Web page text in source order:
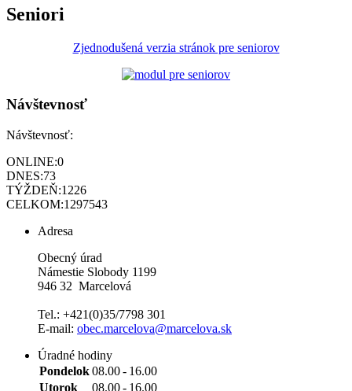
Seniori
Zjednodušená verzia stránok pre seniorov
Návštevnosť
Návštevnosť:
ONLINE:0
DNES:73
TÝŽDEŇ:1226
CELKOM:1297543
Adresa
Obecný úrad
Námestie Slobody 1199
946 32 Marcelová
Tel.: +421(0)35/7798 301
E-mail: obec.marcelova@marcelova.sk
Úradné hodiny
Pondelok08.00- 16.00
Utorok
08.00- 16.00